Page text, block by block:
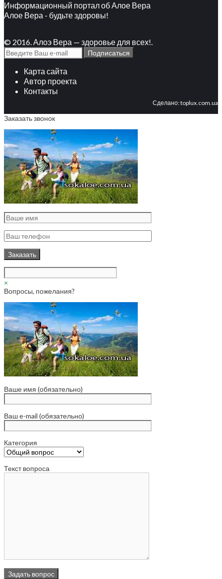
Информационный портал об Алое Вера
Алое Вера - будьте здоровы!
© 2016. Алоэ Вера — здоровье для всех!.
Карта сайта
Автор проекта
Контакты
Сделано:toplux.com.ua
Заказать звонок
×
Вопросы, пожелания?
Ваше имя (обязательно)
Ваш e-mail (обязательно)
Категория
Текст вопроса